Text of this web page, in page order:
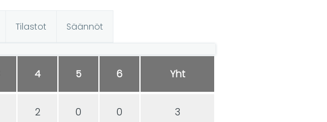
Tilastot Säännöt
4 5 6 Yht
2 0 0 3